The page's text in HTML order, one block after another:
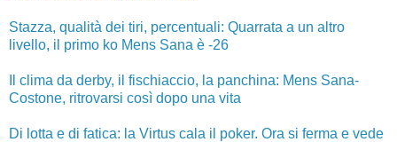
Stazza, qualità dei tiri, percentuali: Quarrata a un altro
livello, il primo ko Mens Sana è -26
Il clima da derby, il fischiaccio, la panchina: Mens Sana-
Costone, ritrovarsi così dopo una vita
Di lotta e di fatica: la Virtus cala il poker. Ora si ferma e vede